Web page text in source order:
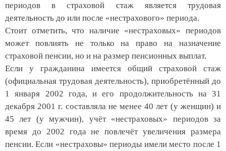
периодов в страховой стаж является трудовая
деятельность до или после «нестрахового» периода.
Стоит отметить, что наличие «нестраховых» периодов
может повлиять не только на право на назначение
страховой пенсии, но и на размер пенсионных выплат.
Если у гражданина имеется общий страховой стаж
(официальная трудовая деятельность), приобретённый до
1 января 2002 года, и его продолжительность на 31
декабря 2001 г. составляла не менее 40 лет (у женщин) и
45 лет (у мужчин), учёт «нестраховых» периодов за
время до 2002 года не повлечёт увеличения размера
пенсии. Если «нестраховы» периоды имели место после 1